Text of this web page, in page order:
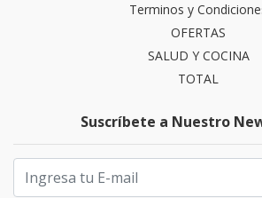
Terminos y
OFERTAS
SALUD Y COCINA
TOTAL
Suscríbete a Nuestro